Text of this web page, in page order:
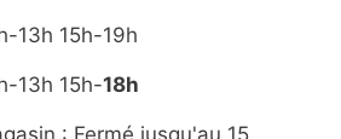
13h 15h-19h
13h 15h-18h